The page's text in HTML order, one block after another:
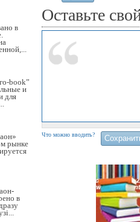
в
book”
и
для
рынке
в
Оставьте
Что можно вводить?